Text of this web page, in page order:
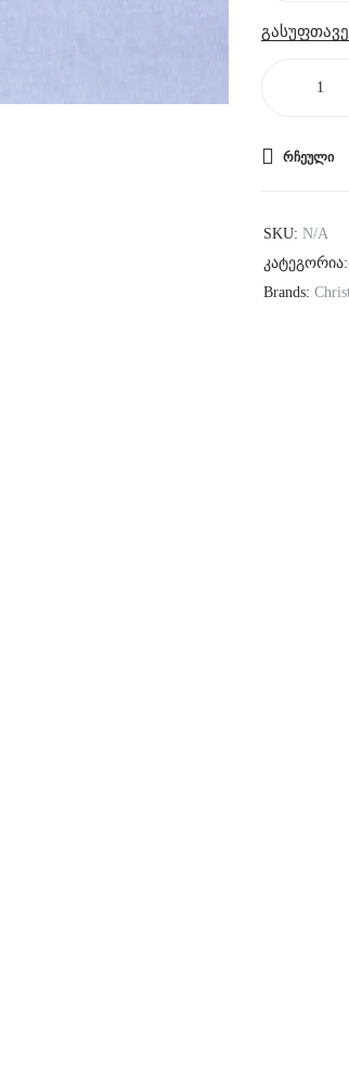
ᲠᲩᲔᲣᲚᲘ
SKU: N/A
კატეგორია:
Brands: